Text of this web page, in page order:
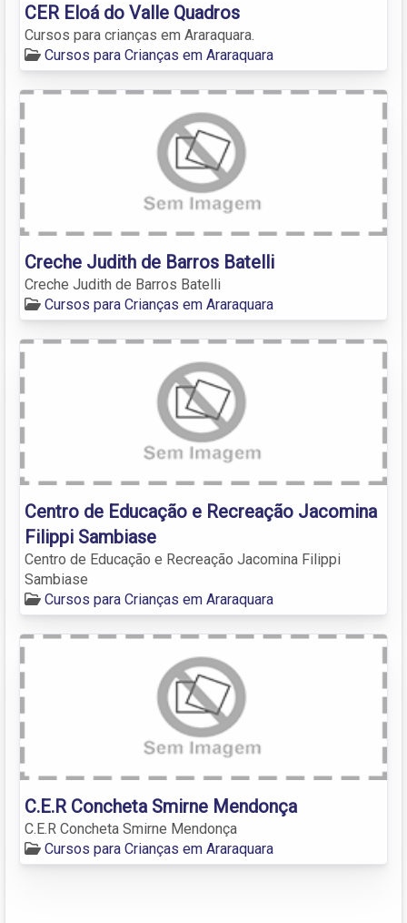
CER Eloá do Valle Quadros
Cursos para crianças em Araraquara.
Cursos para Crianças em Araraquara
Creche Judith de Barros Batelli
Creche Judith de Barros Batelli
Cursos para Crianças em Araraquara
Centro de Educação e Recreação Jacomina
Filippi Sambiase
Centro de Educação e Recreação Jacomina Filippi
Sambiase
Cursos para Crianças em Araraquara
C.E.R Concheta Smirne Mendonça
C.E.R Concheta Smirne Mendonça
Cursos para Crianças em Araraquara